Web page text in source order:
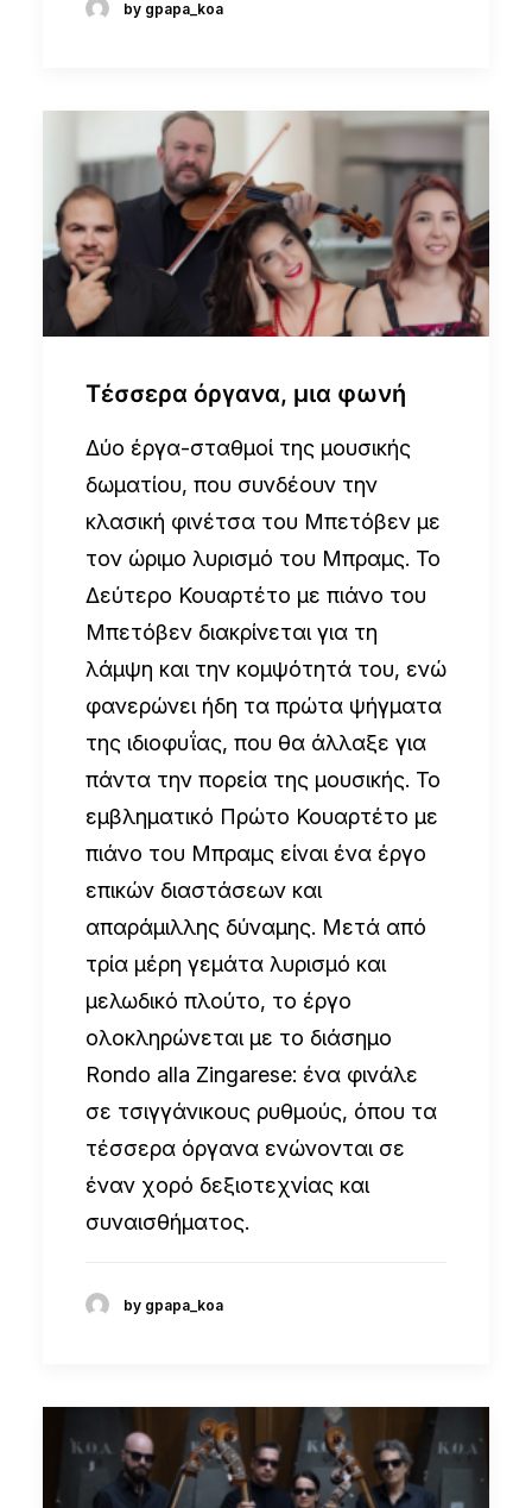
by gpapa_koa
Τέσσερα όργανα, μια φωνή
Δύο έργα-σταθμοί της μουσικής
δωματίου, που συνδέουν την
κλασική φινέτσα του Μπετόβεν με
τον ώριμο λυρισμό του Μπραμς. Το
Δεύτερο Κουαρτέτο με πιάνο του
Μπετόβεν διακρίνεται για τη
λάμψη και την κομψότητά του, ενώ
φανερώνει ήδη τα πρώτα ψήγματα
της ιδιοφυΐας, που θα άλλαξε για
πάντα την πορεία της μουσικής. Το
εμβληματικό Πρώτο Κουαρτέτο με
πιάνο του Μπραμς είναι ένα έργο
επικών διαστάσεων και
απαράμιλλης δύναμης. Μετά από
τρία μέρη γεμάτα λυρισμό και
μελωδικό πλούτο, το έργο
ολοκληρώνεται με το διάσημο
Rondo alla Zingarese: ένα φινάλε
σε τσιγγάνικους ρυθμούς, όπου τα
τέσσερα όργανα ενώνονται σε
έναν χορό δεξιοτεχνίας και
συναισθήματος.
by gpapa_koa